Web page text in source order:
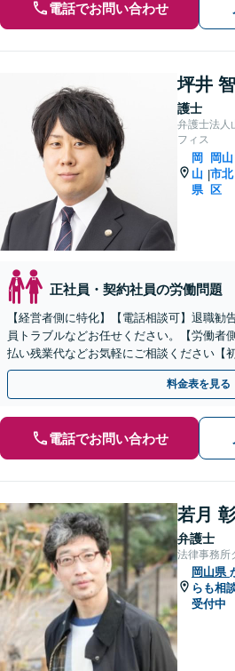
電話でお問い合わせ
坪井
護士
弁護士法人
フィス
岡
山
県
|
岡山
市北
区
正社員・契約社員の労働問題
【経営者側に特化】【電話相談可】退職勧
員トラブルなどお任せください。【労働者
払い残業代などお気軽にご相談ください【
間・土日祝相談】スピード対応を心がけて
料金表を見る
電話でお問い合わせ
若月 彰
弁護士
法律事務所
岡山県
らも相
受付中